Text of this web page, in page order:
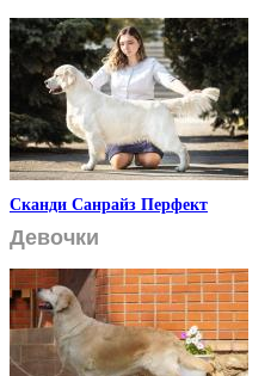
Сканди Санрайз Перфект
Девочки